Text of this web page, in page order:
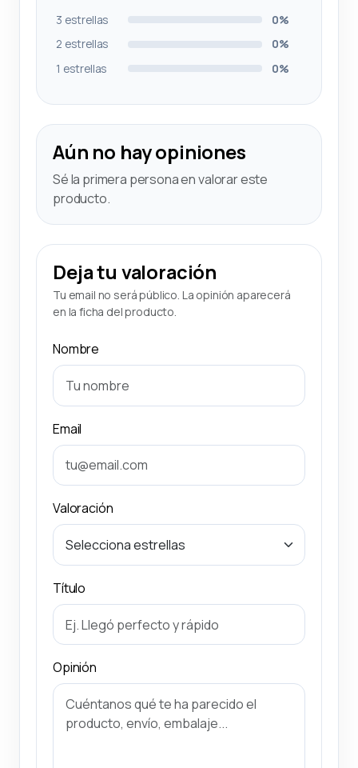
3 estrellas
0%
2 estrellas
0%
1 estrellas
0%
Aún no hay opiniones
Sé la primera persona en valorar este
producto.
Deja tu valoración
Tu email no será público. La opinión aparecerá
en la ficha del producto.
Nombre
Email
Valoración
Título
Opinión